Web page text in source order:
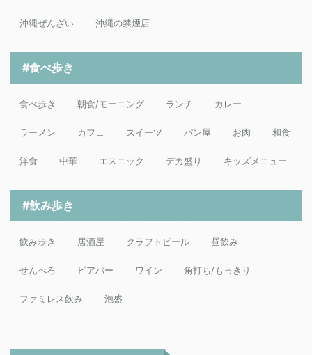
沖縄ぜんざい 沖縄の禁煙店
#食べ歩き
食べ歩き 朝食/モーニング ランチ カレー
ラーメン カフェ スイーツ パン屋 お肉 和食
洋食 中華 エスニック デカ盛り キッズメニュー
#飲み歩き
飲み歩き 居酒屋 クラフトビール 昼飲み
せんべろ ビアバー ワイン 角打ち/もっきり
ファミレス飲み 泡盛